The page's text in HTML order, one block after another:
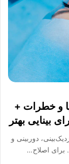
و خطرات +
بینایی بهتر
دوربینی و
برای اصلاح…